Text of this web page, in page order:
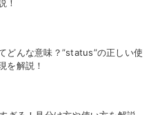
！
どんな意味？”status”の正しい使
を解説！